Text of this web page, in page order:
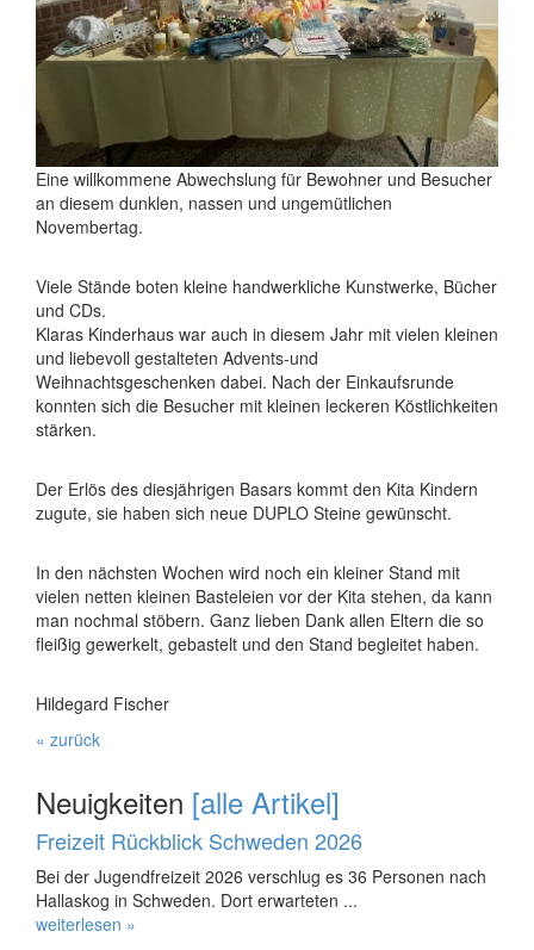
Eine willkommene Abwechslung für Bewohner und Besucher
an diesem dunklen, nassen und ungemütlichen
Novembertag.
Viele Stände boten kleine handwerkliche Kunstwerke, Bücher
und CDs.
Klaras Kinderhaus war auch in diesem Jahr mit vielen kleinen
und liebevoll gestalteten Advents-und
Weihnachtsgeschenken dabei. Nach der Einkaufsrunde
konnten sich die Besucher mit kleinen leckeren Köstlichkeiten
stärken.
Der Erlös des diesjährigen Basars kommt den Kita Kindern
zugute, sie haben sich neue DUPLO Steine gewünscht.
In den nächsten Wochen wird noch ein kleiner Stand mit
vielen netten kleinen Basteleien vor der Kita stehen, da kann
man nochmal stöbern. Ganz lieben Dank allen Eltern die so
fleißig gewerkelt, gebastelt und den Stand begleitet haben.
Hildegard Fischer
« zurück
Neuigkeiten [alle Artikel]
Freizeit Rückblick Schweden 2026
Bei der Jugendfreizeit 2026 verschlug es 36 Personen nach
Hallaskog in Schweden. Dort erwarteten ...
weiterlesen »